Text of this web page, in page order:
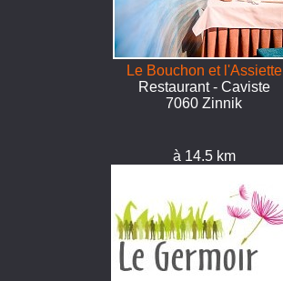
Le Bouchon et l'Assiette
Restaurant - Caviste
7060 Zinnik
à 14.5 km